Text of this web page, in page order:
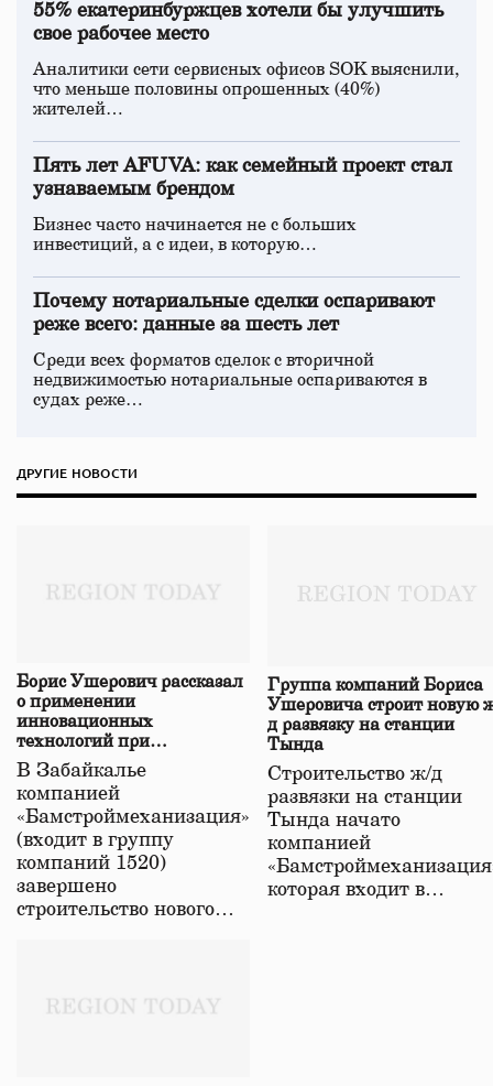
55% екатеринбуржцев хотели бы улучшить
свое рабочее место
Аналитики сети сервисных офисов SOK выяснили,
что меньше половины опрошенных (40%)
жителей…
Пять лет AFUVA: как семейный проект стал
узнаваемым брендом
Бизнес часто начинается не с больших
инвестиций, а с идеи, в которую…
Почему нотариальные сделки оспаривают
реже всего: данные за шесть лет
Среди всех форматов сделок с вторичной
недвижимостью нотариальные оспариваются в
судах реже…
ДРУГИЕ НОВОСТИ
Борис Ушерович рассказал
о применении
инновационных
технологий при
строительстве нового моста
в Забайкалье
В Забайкалье
компанией
«Бамстроймеханизация»
(входит в группу
компаний 1520)
завершено
строительство нового…
Группа компаний Бориса
Ушеровича строит новую
д развязку на станции
Тында
Строительство ж/д
развязки на станции
Тында начато
компанией
которая входит в…